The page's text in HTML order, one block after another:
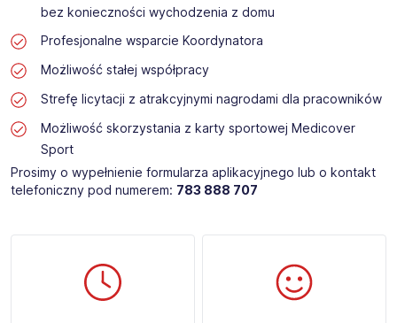
bez konieczności wychodzenia z domu
Profesjonalne wsparcie Koordynatora
Możliwość stałej współpracy
Strefę licytacji z atrakcyjnymi nagrodami dla pracowników
Możliwość skorzystania z karty sportowej Medicover
Sport
Prosimy o wypełnienie formularza aplikacyjnego lub o kontakt
telefoniczny pod numerem: 783 888 707